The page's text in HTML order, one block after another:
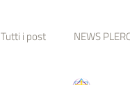
Tutti i post NEWS